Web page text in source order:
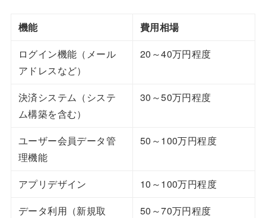
機能
費用相場
ログイン機能（メール
アドレスなど）
20～40万円程度
決済システム（システ
ム構築を含む）
30～50万円程度
ユーザー会員データ管
理機能
50～100万円程度
アプリデザイン
10～100万円程度
データ利用（新規取
50～70万円程度